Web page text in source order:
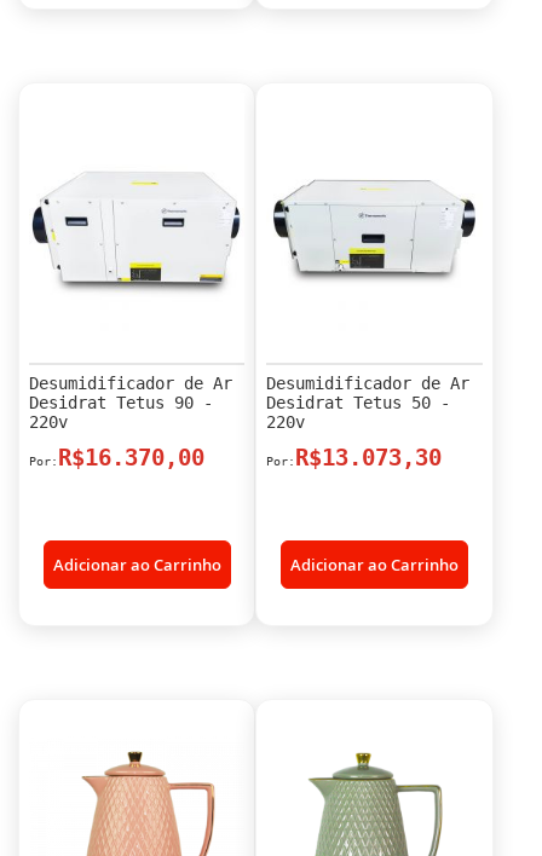
Desumidificador de Ar
Desidrat Tetus 90 -
220v
R$16.370,00
Adicionar ao Carrinho
Desumidificador de Ar
Desidrat Tetus 50 -
220v
R$13.073,30
Adicionar ao Carrinho